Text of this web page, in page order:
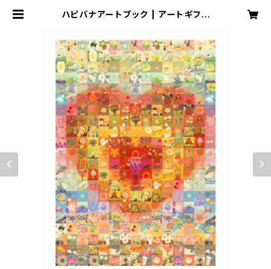
ハピバナアートブック | アートギフト